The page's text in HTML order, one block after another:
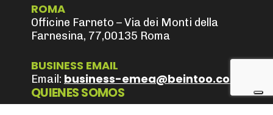
ROMA
Officine Farneto – Via dei Monti della
Farnesina, 77,00135 Roma
BUSINESS EMAIL
Email: business-emea@beintoo.com
QUIENES SOMOS